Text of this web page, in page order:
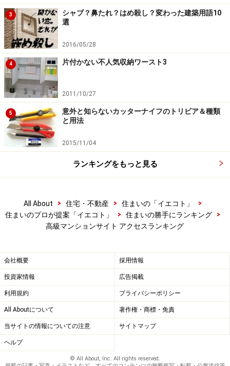
3
シャブ？鼻たれ？はめ殺し？変わった建築用語10
選
2016/05/28
4 片付かない不人気収納ワースト3
2011/10/27
5
意外と知らないカッターナイフのトリビア＆種類
と用法
2015/11/04
ランキングをもっと見る
All About > 住宅・不動産 > 住まいの「イエコト」
>
住まいのプロが提案「イエコト」
> 住まいの勝手にランキング
>
高級マンションサイト アクセスランキング
会社概要 採用情報
投資家情報 広告掲載
利用規約 プライバシーポリシー
All Aboutについて 著作権・商標・免責
当サイトの情報についての注意 サイトマップ
ヘルプ
© All About, Inc. All rights reserved.